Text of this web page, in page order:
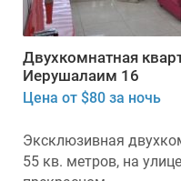
Двухкомнатная
Иерушалаим 16
Цена от $80 за ночь
Эксклюзивная
55 кв. метров, на